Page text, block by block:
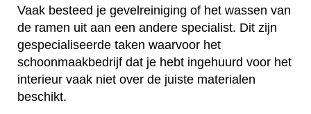
Vaak besteed je gevelreiniging of het wassen van
de ramen uit aan een andere specialist. Dit zijn
gespecialiseerde taken waarvoor het
schoonmaakbedrijf dat je hebt ingehuurd voor het
interieur vaak niet over de juiste materialen
beschikt.